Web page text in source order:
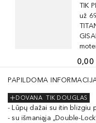
TIK
už
0,00
PAPILDOMA
TIK DOUGLAS
DOVANA
Lūpų dažai su itin blizgiu
su išmaniąja „Double-